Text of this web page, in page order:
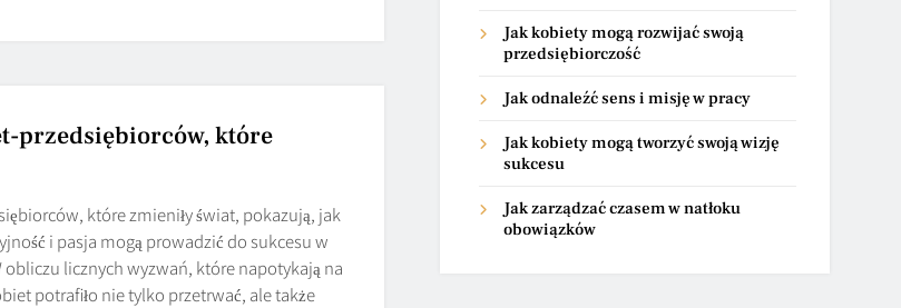
przedsiębiorców, które
które zmieniły świat, pokazują, jak
i pasja mogą prowadzić do sukcesu w
obliczu licznych wyzwań, które napotykają na
potrafiło nie tylko przetrwać, ale także
Jak kobiety mogą rozwijać swoją
przedsiębiorczość
Jak odnaleźć sens i misję w pracy
Jak kobiety mogą tworzyć swoją wizję
sukcesu
Jak zarządzać czasem w natłoku
obowiązków